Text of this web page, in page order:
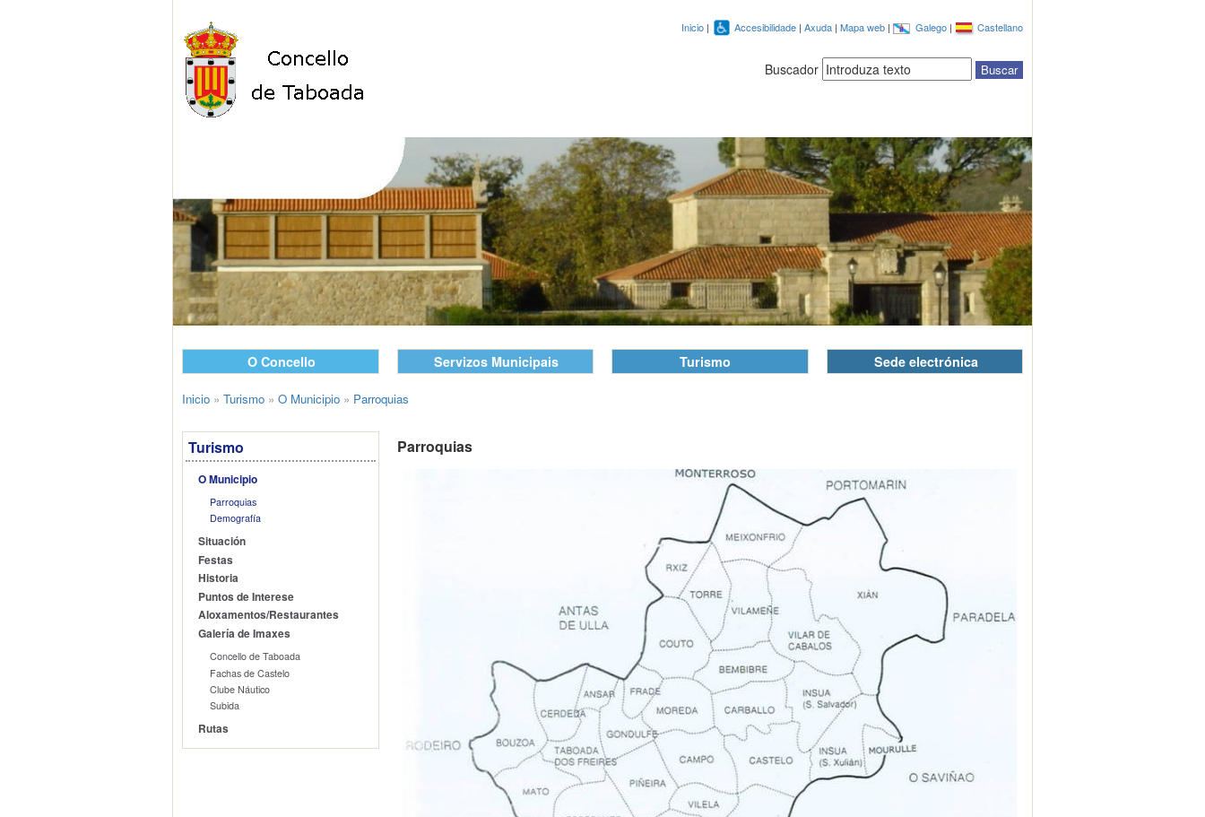
Inicio | Accesibilidade | Axuda | Mapa web | Galego | Castellano
Buscador
O Concello Servizos Municipais Turismo Sede electrónica
Inicio » Turismo » O Municipio » Parroquias
Turismo
O Municipio
Parroquias
Demografía
Situación
Festas
Historia
Puntos de Interese
Aloxamentos/Restaurantes
Galería de Imaxes
Concello de Taboada
Fachas de Castelo
Clube Náutico
Subida
Rutas
Parroquias